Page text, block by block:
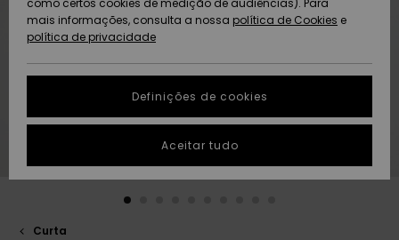
Artigos
recém-
chegados
Coleções
Artigos
recém-
chegados
Highlights
Community
dados
Guia de
tamanhos
conversa para
obteres a
resposta mais
SUSTAINABILITY
PRESENTE
DESEJO
Curta
como certos cookies de medição de audiências). Para
mais informações, consulta a nossa política de Cookies e
política de privacidade
Definições de cookies
Aceitar tudo